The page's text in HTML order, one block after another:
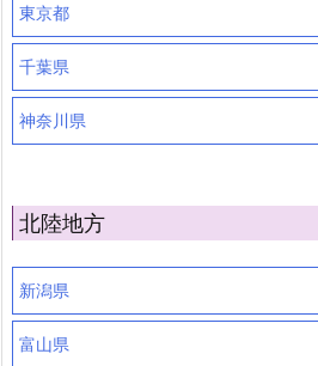
東京都
千葉県
神奈川県
北陸地方
新潟県
富山県